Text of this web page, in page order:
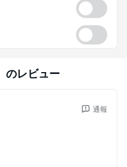
のレビュー
通報